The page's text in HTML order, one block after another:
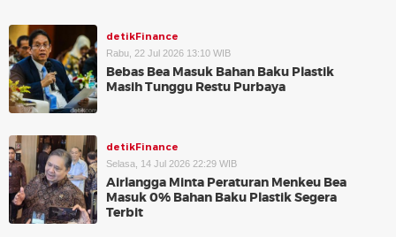
detikFinance
Rabu, 22 Jul 2026 13:10 WIB
Bebas Bea Masuk Bahan Baku Plastik
Masih Tunggu Restu Purbaya
detikFinance
Selasa, 14 Jul 2026 22:29 WIB
Airlangga Minta Peraturan Menkeu Bea
Masuk 0% Bahan Baku Plastik Segera
Terbit